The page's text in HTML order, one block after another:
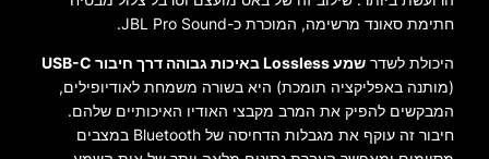
חתימת סאונד מרשימה, המוכרת כ-JBL Pro Sound.
היכולת לשדר שמע Lossless באיכות גבוהה דרך חיבור USB-C
(מותנה באפליקציה תומכת) היא בשורה משמחת לאודיופילים,
המבקשים להפיק את המרב מקבצי האודיו האיכותיים שלהם.
חיבור זה עוקף את מגבלות הדחיסה של Bluetooth במצבים